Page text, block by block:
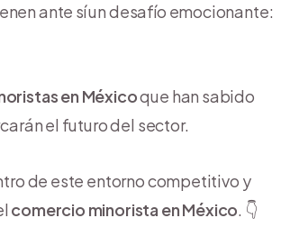
ante sí un desafío emocionante:
en Méxicoque han sabido
el futuro del sector.
de este entorno competitivo y
comercio minorista en México. 👇